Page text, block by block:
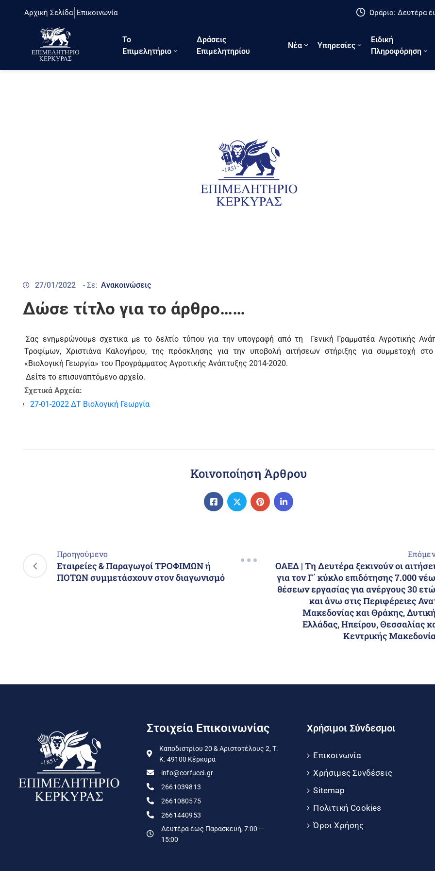
Αρχική Σελίδα Επικοινωνία Ωράριο: Δευτέρα
Το
Eπιμελητήριο
Δράσεις
Επιμελητηρίου
Νέα Υπηρεσίες
Ειδική
Πληροφόρηση
27/01/2022 - Σε: Ανακοινώσεις
Δώσε τίτλο για το άρθρο……
Σας ενημερώνουμε σχετικα με το δελτίο τύπου για την υπογραφή από τη Γενική Γραμματέα Αγροτικής
Τροφίμων, Χριστιάνα Καλογήρου, της πρόσκλησης για την υποβολή αιτήσεων στήριξης για συμμετοχή
«Βιολογική Γεωργία» του Προγράμματος Αγροτικής Ανάπτυξης 2014-2020.
Δείτε το επισυναπτόμενο αρχείο.
Σχετικά Αρχεία:
27-01-2022 ΔΤ Βιολογική Γεωργία
Κοινοποίηση Άρθρου
Προηγούμενο
Εταιρείες & Παραγωγοί ΤΡΟΦΙΜΩΝ ή
ΠΟΤΩΝ συμμετάσχουν στον διαγωνισμό
ΟΑΕΔ | Τη Δευτέρα ξεκινούν οι
για τον Γ΄ κύκλο επιδότησης 7.000
θέσεων εργασίας για ανέργους 30
και άνω στις Περιφέρειες
Μακεδονίας και Θράκης,
Ελλάδας, Ηπείρου, Θεσσαλίας
Κεντρικής
Στοιχεία Επικοινωνίας
Καποδιστρίου 20 & Αριστοτέλους 2, Τ.
Κ. 49100 Κέρκυρα
info@corfucci.gr
2661039813
2661080575
2661440953
Δευτέρα έως Παρασκευή, 7:00 –
15:00
Χρήσιμοι Σύνδεσμοι
Επικοινωνία
Χρήσιμες Συνδέσεις
Sitemap
Πολιτική Cookies
Όροι Χρήσης